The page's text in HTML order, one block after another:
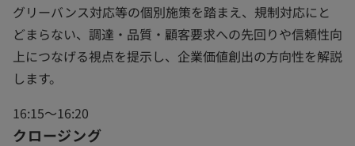
グリーバンス対応等の個別施策を踏まえ、規制対応にと
どまらない、調達・品質・顧客要求への先回りや信頼性向
上につなげる視点を提示し、企業価値創出の方向性を解説
します。
16:15～16:20
クロージング